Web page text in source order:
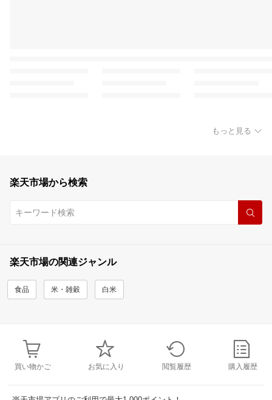
もっと見る
楽天市場から検索
楽天市場の関連ジャンル
食品 米・雑穀 白米
買い物かご お気に入り 閲覧履歴 購入履歴